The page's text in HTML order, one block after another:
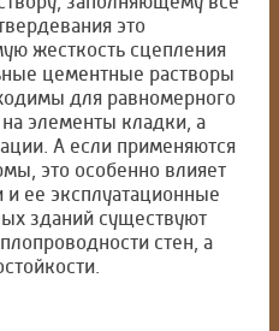
это
жесткость сцепления
цементные растворы
для равномерного
элементы кладки, а
А если применяются
это особенно влияет
и ее эксплуатационные
зданий существуют
стен, а